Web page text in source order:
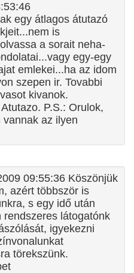
egy átlagos átutazó
is
a sorait neha-
egy-egy
emlekei...ha az idom
szepen ir. Tovabbi
kivanok.
P.S.: Orulok,
vannak az ilyen
09:55:36 Köszönjük
azért többször is
s egy idő után
rendszeres látogatónk
igyekezni
törekszünk.